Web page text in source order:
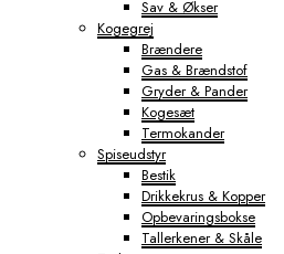
Sav & Økser
Kogegrej
Brændere
Gas & Brændstof
Gryder & Pander
Kogesæt
Termokander
Spiseudstyr
Bestik
Drikkekrus & Kopper
Opbevaringsbokse
Tallerkener & Skåle